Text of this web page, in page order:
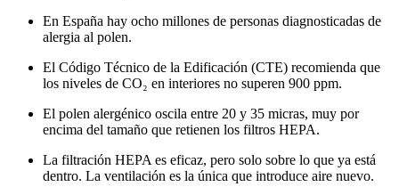
En España hay ocho millones de personas diagnosticadas de
alergia al polen.
El Código Técnico de la Edificación (CTE) recomienda que
los niveles de CO₂ en interiores no superen 900 ppm.
El polen alergénico oscila entre 20 y 35 micras, muy por
encima del tamaño que retienen los filtros HEPA.
La filtración HEPA es eficaz, pero solo sobre lo que ya está
dentro. La ventilación es la única que introduce aire nuevo.